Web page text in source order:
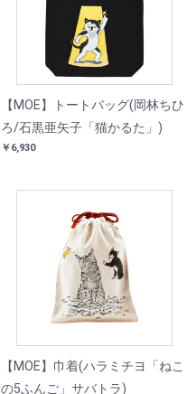
【MOE】トートバッグ(岡林ちひ
ろ/石黒亜矢子「猫かるた」)
￥6,930
【MOE】巾着(ハラミチヨ「ねこ
の5ふんご」サバトラ)